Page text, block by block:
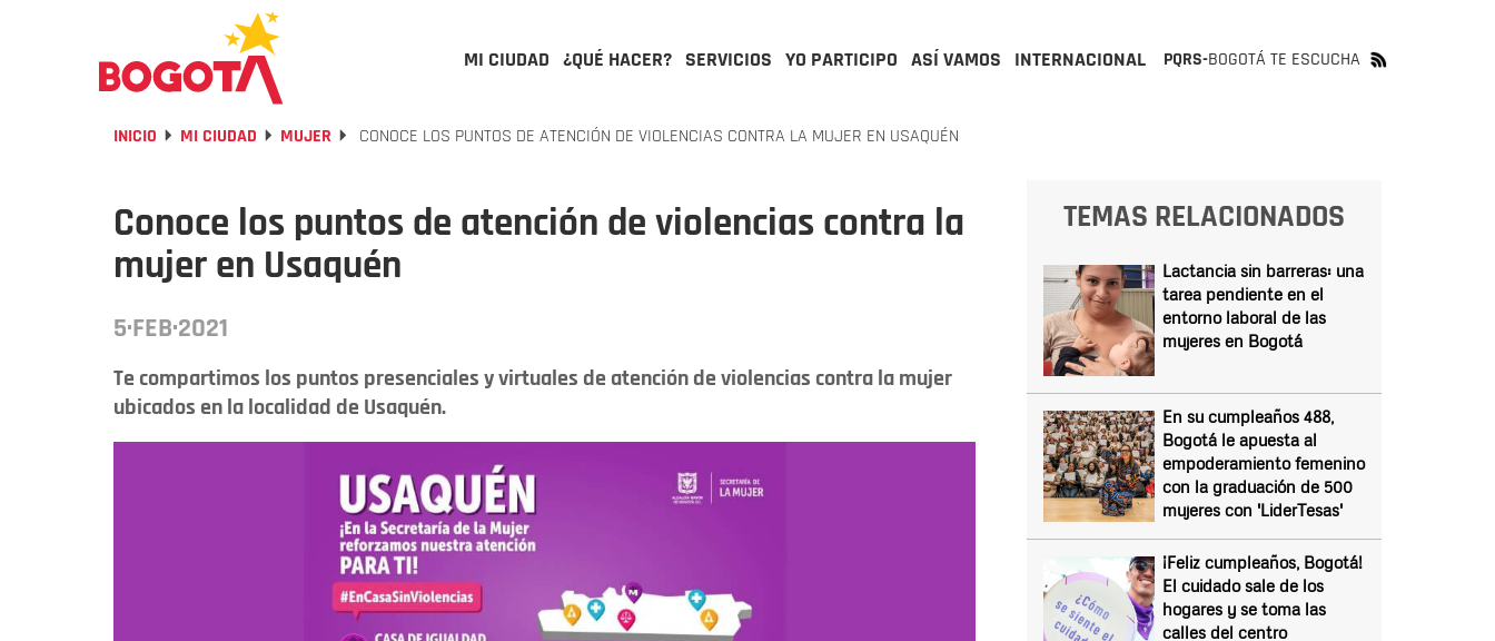
MI CIUDAD ¿QUÉ HACER? SERVICIOS YO PARTICIPO ASÍ VAMOS INTERNACIONAL PQRS-BOGOTÁ TE ESCUCHA
INICIO MI CIUDAD MUJER CONOCE LOS PUNTOS DE ATENCIÓN DE VIOLENCIAS CONTRA LA MUJER EN USAQUÉN
Conoce los puntos de atención de violencias contra la
mujer en Usaquén
5·FEB·2021
Te compartimos los puntos presenciales y virtuales de atención de violencias contra la mujer
ubicados en la localidad de Usaquén.
TEMAS RELACIONADOS
Lactancia sin barreras: una
tarea pendiente en el
entorno laboral de las
mujeres en Bogotá
En su cumpleaños 488,
Bogotá le apuesta al
empoderamiento femenino
con la graduación de 500
mujeres con 'LiderTesas'
¡Feliz cumpleaños, Bogotá!
El cuidado sale de los
hogares y se toma las
calles del centro